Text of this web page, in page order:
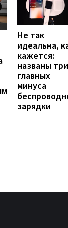
Не так
идеальна,
кажется:
названы три
главных
минуса
зарядки